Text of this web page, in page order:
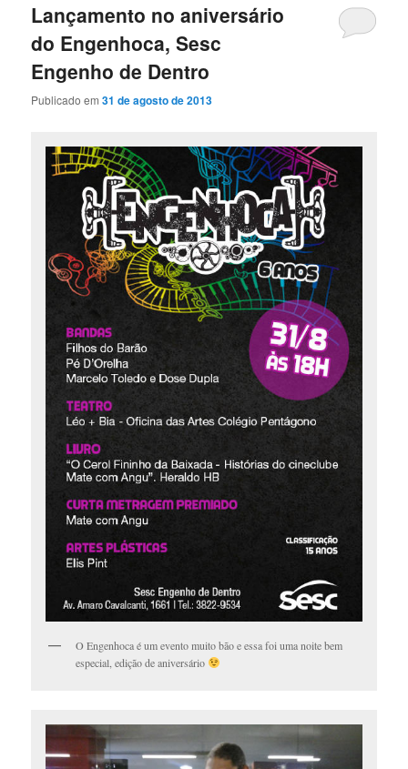
Lançamento no aniversário
do Engenhoca, Sesc
Engenho de Dentro
Publicado em31 de agosto de 2013
O Engenhoca é um evento muito bão e essa foi uma noite bem
especial, edição de aniversário